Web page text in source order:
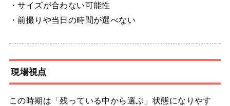
・サイズが合わない可能性
・前撮りや当日の時間が選べない
現場視点
この時期は「残っている中から選ぶ」状態になりやす